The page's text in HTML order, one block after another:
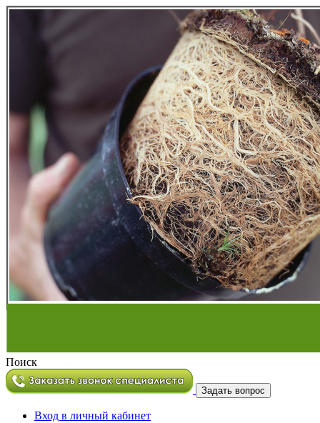
Поиск
Задать вопрос
Вход в личный кабинет